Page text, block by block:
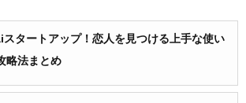
タートアップ！恋人を見つける上手な使い
略法まとめ